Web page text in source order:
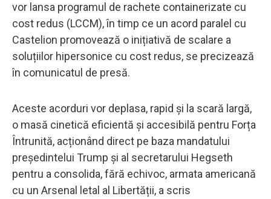
vor lansa programul de rachete containerizate cu
cost redus (LCCM), în timp ce un acord paralel cu
Castelion promovează o inițiativă de scalare a
soluțiilor hipersonice cu cost redus, se precizează
în comunicatul de presă.
Aceste acorduri vor deplasa, rapid și la scară largă,
o masă cinetică eficientă și accesibilă pentru Forța
Întrunită, acționând direct pe baza mandatului
președintelui Trump și al secretarului Hegseth
pentru a consolida, fără echivoc, armata americană
cu un Arsenal letal al Libertății, a scris